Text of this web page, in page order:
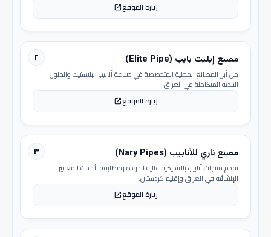
زيارة الموقعopen_in_new
٢ مصنع إيليت بايب (Elite Pipe)
من أبرز المصانع المحلية المتخصصة في صناعة أنابيب البلاستيك والحلول
البلدية المتكاملة في العراق.
زيارة الموقعopen_in_new
٣ مصنع ناري للأنابيب (Nary Pipes)
يقدم منتجات أنابيب بلاستيكية عالية الجودة ومطابقة لأحدث المعايير
الإنشائية في العراق وإقليم كردستان.
زيارة الموقعopen_in_new